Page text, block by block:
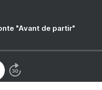
"Avant de partir"